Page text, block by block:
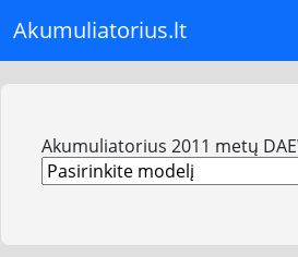
Akumuliatorius.lt
Akumuliatorius 2011 metų